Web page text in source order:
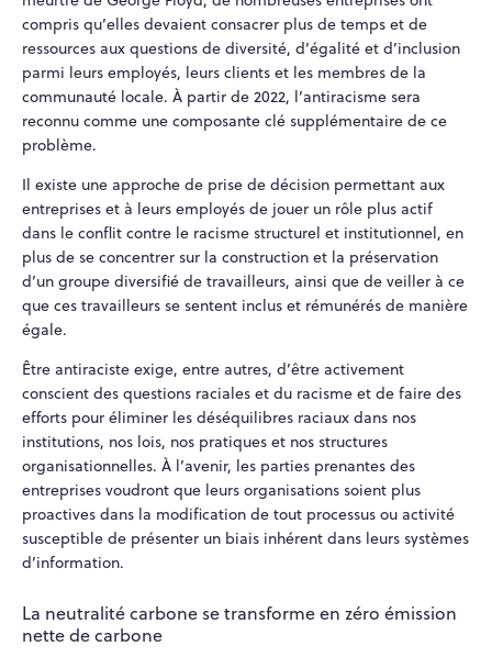
compris qu’elles devaient consacrer plus de temps et de
ressources aux questions de diversité, d’égalité et d’inclusion
parmi leurs employés, leurs clients et les membres de la
communauté locale. À partir de 2022, l’antiracisme sera
reconnu comme une composante clé supplémentaire de ce
problème.
Il existe une approche de prise de décision permettant aux
entreprises et à leurs employés de jouer un rôle plus actif
dans le conflit contre le racisme structurel et institutionnel, en
plus de se concentrer sur la construction et la préservation
d’un groupe diversifié de travailleurs, ainsi que de veiller à ce
que ces travailleurs se sentent inclus et rémunérés de manière
égale.
Être antiraciste exige, entre autres, d’être activement
conscient des questions raciales et du racisme et de faire des
efforts pour éliminer les déséquilibres raciaux dans nos
institutions, nos lois, nos pratiques et nos structures
organisationnelles. À l’avenir, les parties prenantes des
entreprises voudront que leurs organisations soient plus
proactives dans la modification de tout processus ou activité
susceptible de présenter un biais inhérent dans leurs systèmes
d’information.
La neutralité carbone se transforme en zéro émission
nette de carbone